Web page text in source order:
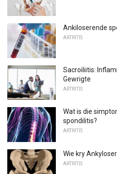
Ankiloserende
ARTRITIS
Sacroiliitis:
Gewrigte
ARTRITIS
Wat is die
spondilitis?
ARTRITIS
Wie kry
ARTRITIS